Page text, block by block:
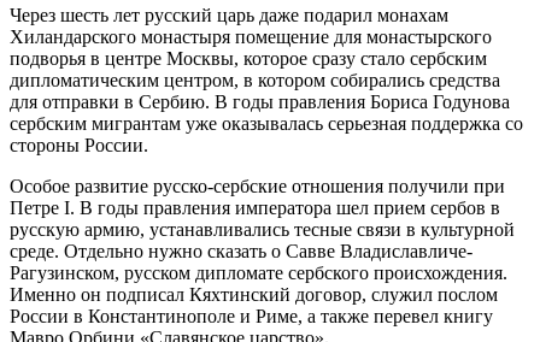
Через шесть лет русский царь даже подарил монахам
Хиландарского монастыря помещение для монастырского
подворья в центре Москвы, которое сразу стало сербским
дипломатическим центром, в котором собирались средства
для отправки в Сербию. В годы правления Бориса Годунова
сербским мигрантам уже оказывалась серьезная поддержка со
стороны России.
Особое развитие русско-сербские отношения получили при
Петре I. В годы правления императора шел прием сербов в
русскую армию, устанавливались тесные связи в культурной
среде. Отдельно нужно сказать о Савве Владиславличе-
Рагузинском, русском дипломате сербского происхождения.
Именно он подписал Кяхтинский договор, служил послом
России в Константинополе и Риме, а также перевел книгу
Мавро Орбини «Славянское царство».